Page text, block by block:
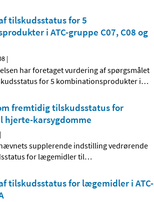
tilskudsstatus for 5
i ATC-gruppe C07, C08 og
|
har foretaget vurdering af spørgsmålet
for 5 kombinationsprodukter i…
fremtidig tilskudsstatus for
karsygdomme
|
supplerende indstilling vedrørende
for lægemidler til…
tilskudsstatus for lægemidler i ATC-